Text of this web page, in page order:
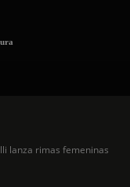
lanza rimas femeninas